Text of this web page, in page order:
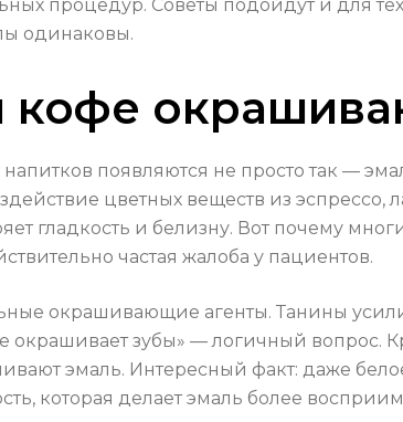
процедур. Советы подойдут и для
одинаковы.
кофе
появляются не просто так —
цветных веществ из эспрессо,
гладкость и белизну. Вот почему
частая жалоба у пациентов.
окрашивающие агенты. Танины
окрашивает зубы» — логичный вопрос.
эмаль. Интересный факт: даже
которая делает эмаль более